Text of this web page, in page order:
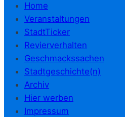
Home
Veranstaltungen
StadtTicker
Revierverhalten
Geschmackssachen
Stadtgeschichte(n)
Archiv
Hier werben
Impressum